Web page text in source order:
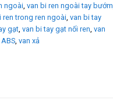
ngoài, van bi ren ngoài tay bướm
ren trong ren ngoài, van bi tay
gạt, van bi tay gạt nối ren van
, van xả